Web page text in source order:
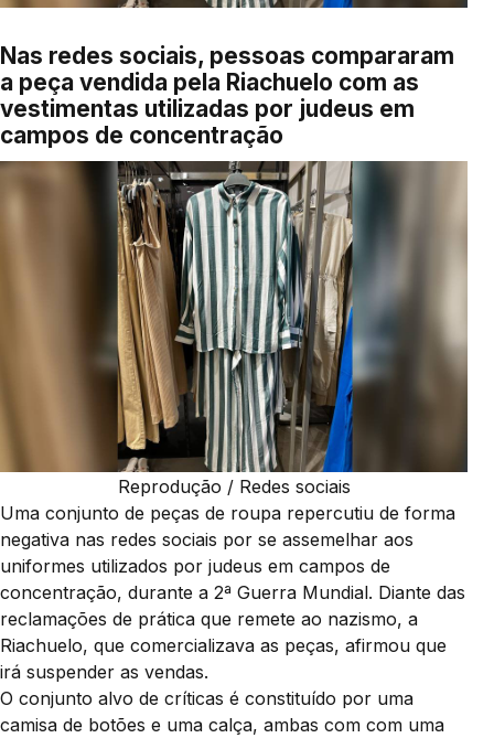
Nas redes sociais, pessoas compararam
a peça vendida pela Riachuelo com as
vestimentas utilizadas por judeus em
campos de concentração
Reprodução / Redes sociais
Uma conjunto de peças de roupa repercutiu de forma
negativa nas redes sociais por se assemelhar aos
uniformes utilizados por judeus em campos de
concentração, durante a 2ª Guerra Mundial. Diante das
reclamações de prática que remete ao nazismo, a
Riachuelo, que comercializava as peças, afirmou que
irá suspender as vendas.
O conjunto alvo de críticas é constituído por uma
camisa de botões e uma calça, ambas com com uma